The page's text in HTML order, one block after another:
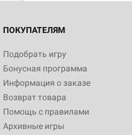
ПОКУПАТЕЛЯМ
Подобрать игру
Бонусная программа
Информация о заказе
Возврат товара
Помощь с правилами
Архивные игры